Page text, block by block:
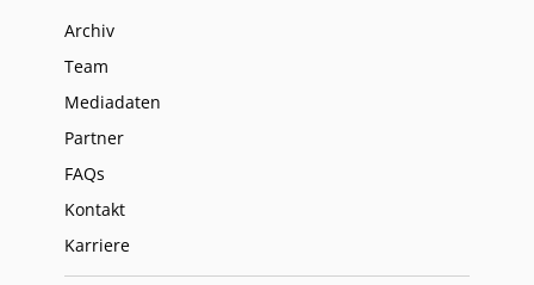
Archiv
Team
Mediadaten
Partner
FAQs
Kontakt
Karriere